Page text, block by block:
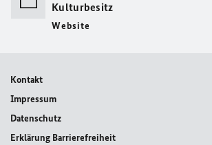
Kulturbesitz
Website
Kontakt
Impressum
Datenschutz
Erklärung Barrierefreiheit